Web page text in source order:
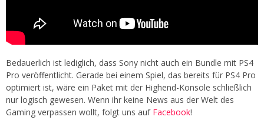
Bedauerlich ist lediglich, dass Sony nicht auch ein Bundle mit PS4
Pro veröffentlicht. Gerade bei einem Spiel, das bereits für PS4 Pro
optimiert ist, wäre ein Paket mit der Highend-Konsole schließlich
nur logisch gewesen. Wenn ihr keine News aus der Welt des
Gaming verpassen wollt, folgt uns auf Facebook!